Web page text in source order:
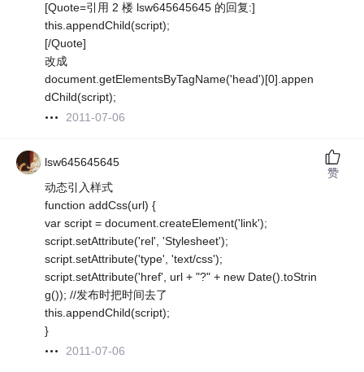
[Quote=引用 2 楼 lsw645645645 的回复:]
this.appendChild(script);
[/Quote]
改成
document.getElementsByTagName('head')[0].appen
dChild(script);
2011-07-06
lsw645645645
动态引入样式
function addCss(url) {
var script = document.createElement('link');
script.setAttribute('rel', 'Stylesheet');
script.setAttribute('type', 'text/css');
script.setAttribute('href', url + "?" + new Date().toStrin
g()); //发布时把时间去了
this.appendChild(script);
}
2011-07-06
赞